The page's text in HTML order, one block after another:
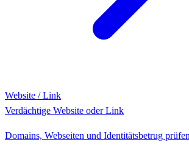
Website / Link
Verdächtige Website oder Link
Domains, Webseiten und Identitätsbetrug